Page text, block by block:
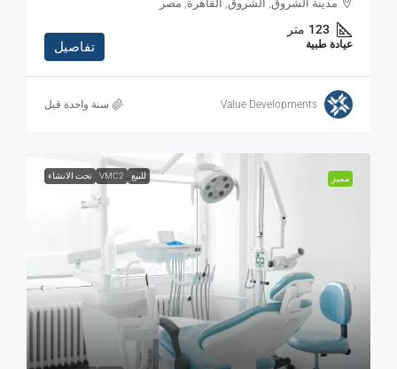
مدينة الشروق, الشروق, القاهرة, مصر
123 متر
عيادة طبية تفاصيل
Value Developments ‏سنة واحدة قبل
مميز للبيع VMC2 تحت الانشاء